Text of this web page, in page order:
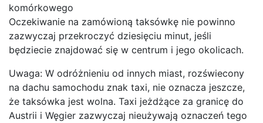
komórkowego
Oczekiwanie na zamówioną taksówkę nie powinno
zazwyczaj przekroczyć dziesięciu minut, jeśli
będziecie znajdować się w centrum i jego okolicach.
Uwaga: W odróżnieniu od innych miast, rozświecony
na dachu samochodu znak taxi, nie oznacza jeszcze,
że taksówka jest wolna. Taxi jeżdżące za granicę do
Austrii i Węgier zazwyczaj nieużywają oznaczeń tego